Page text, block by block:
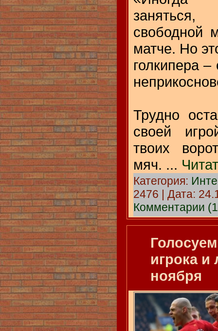
свободной
матче. Но
голкипера –
Трудно
своей
твоих
мяч. ...
Категория:
2476 | Дата:
Комментарии
игрока и
ноября